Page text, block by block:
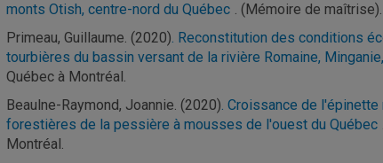
monts Otish, centre-nord du Québec . (Mémoire de
Primeau, Guillaume. (2020). Reconstitution des conditions
tourbières du bassin versant de la rivière Romaine,
Québec à Montréal.
Beaulne-Raymond, Joannie. (2020). Croissance de
forestières de la pessière à mousses de l'ouest du Québec
Montréal.